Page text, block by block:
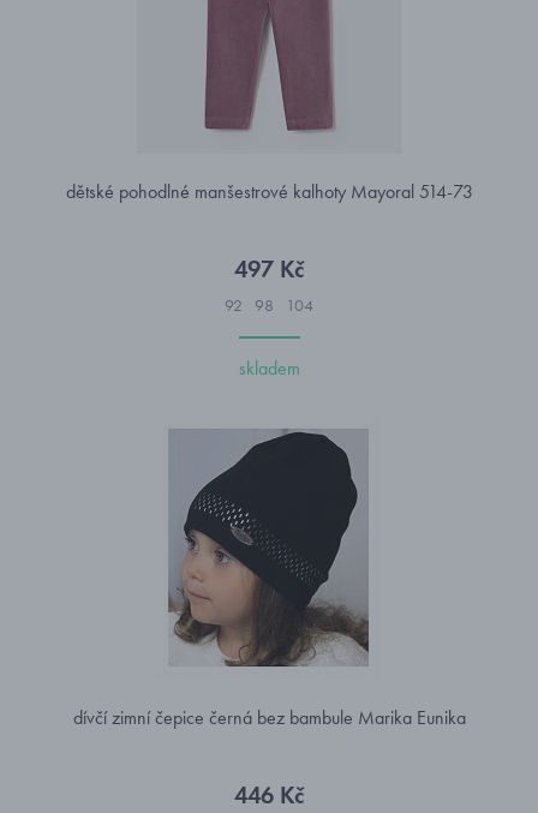
dětské pohodlné manšestrové kalhoty Mayoral 514-73
497 Kč
92 98 104
skladem
dívčí zimní čepice černá bez bambule Marika Eunika
446 Kč